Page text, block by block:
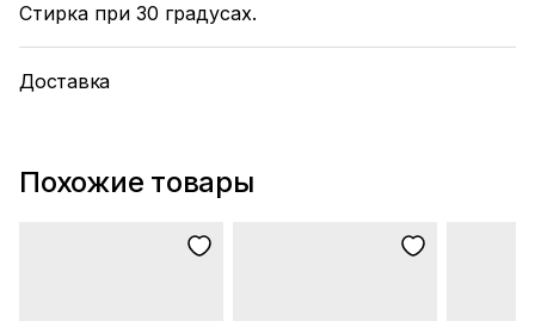
Стирка при 30 градусах.
Доставка
Похожие товары